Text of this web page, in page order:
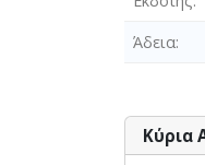
Άδεια
Κύρια